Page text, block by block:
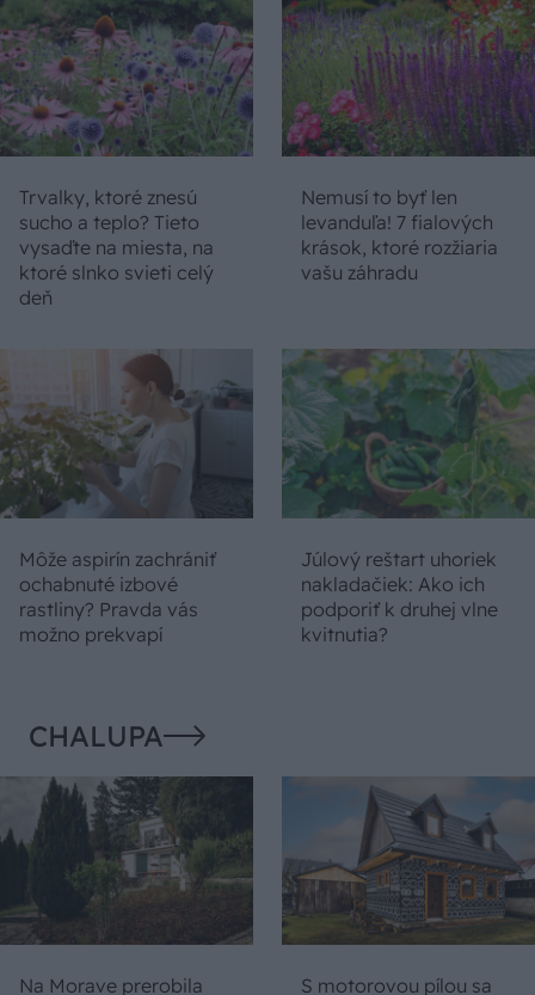
Trvalky, ktoré znesú
sucho a teplo? Tieto
vysaďte na miesta, na
ktoré slnko svieti celý
deň
Nemusí to byť len
levanduľa! 7 fialových
krások, ktoré rozžiaria
vašu záhradu
Môže aspirín zachrániť
ochabnuté izbové
rastliny? Pravda vás
možno prekvapí
Júlový reštart uhoriek
nakladačiek: Ako ich
podporiť k druhej vlne
kvitnutia?
CHALUPA
Na Morave prerobila S motorovou pílou sa